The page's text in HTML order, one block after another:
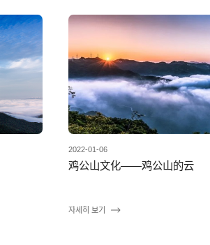
2022-01-06
鸡公山文化——鸡公山的云
자세히 보기